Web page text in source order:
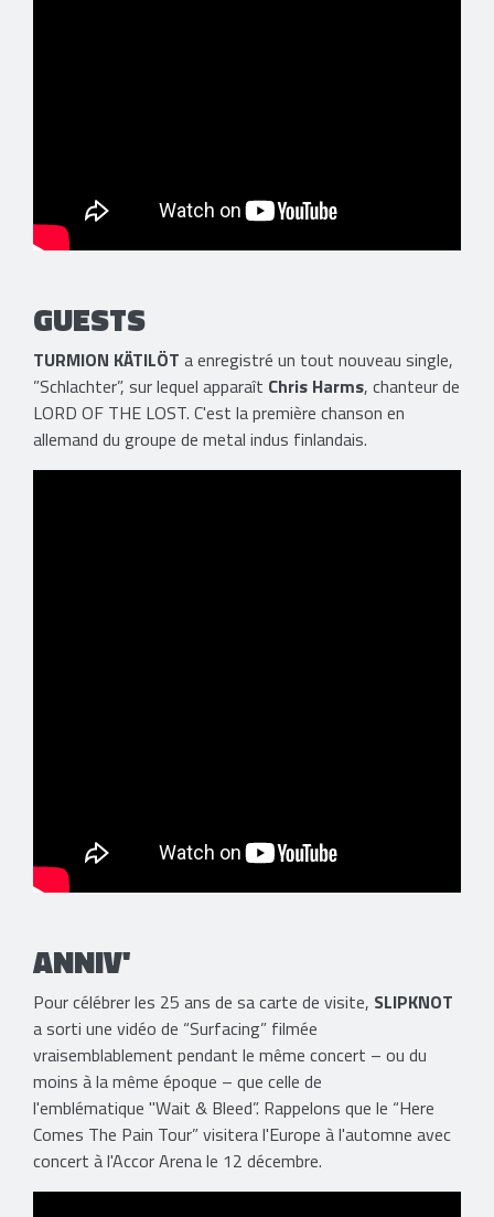
GUESTS
TURMION KÄTILÖT a enregistré un tout nouveau single,
”Schlachter”, sur lequel apparaît Chris Harms, chanteur de
LORD OF THE LOST. C'est la première chanson en
allemand du groupe de metal indus finlandais.
ANNIV'
Pour célébrer les 25 ans de sa carte de visite, SLIPKNOT
a sorti une vidéo de “Surfacing” filmée
vraisemblablement pendant le même concert – ou du
moins à la même époque – que celle de
l'emblématique "Wait & Bleed”. Rappelons que le “Here
Comes The Pain Tour” visitera l'Europe à l'automne avec
concert à l'Accor Arena le 12 décembre.